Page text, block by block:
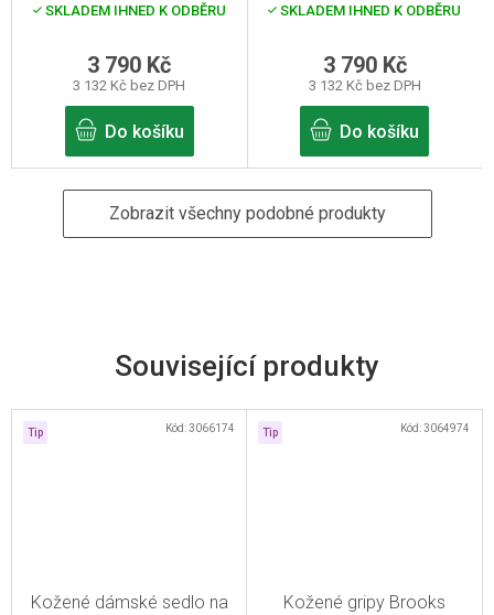
Související produkty
Tip
Kožené dámské sedlo na
Kód:3066174 Tip
Kožené gripy Brooks
Kód:3064974
SKLADEM IHNED K ODBĚRU
3 132 Kč bez DPH
3 790 Kč
Do košíku
SKLADEM IHNED K ODBĚRU
3 132 Kč bez DPH
3 790 Kč
Do košíku
Zobrazit všechny podobné produkty